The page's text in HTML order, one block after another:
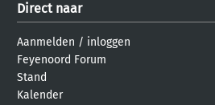
Direct naar
Aanmelden / inloggen
Feyenoord Forum
Stand
Kalender